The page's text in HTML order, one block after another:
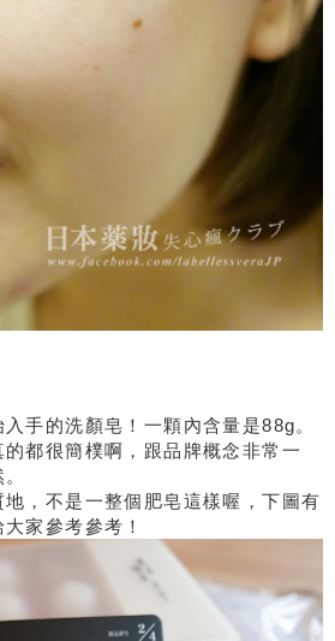
手的洗顏皂！一顆內含量是88g。
都很簡樸啊，跟品牌概念非常一
，不是一整個肥皂這樣喔，下圖有
家參考參考！